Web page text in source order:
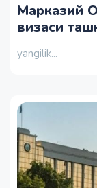
Марказий
визаси
yangilik...